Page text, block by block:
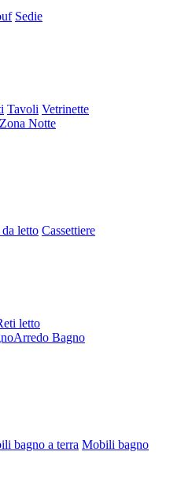
Sedie
Tavoli Vetrinette
Zona Notte
letto Cassettiere
letto
Arredo Bagno
bagno a terra Mobili bagno